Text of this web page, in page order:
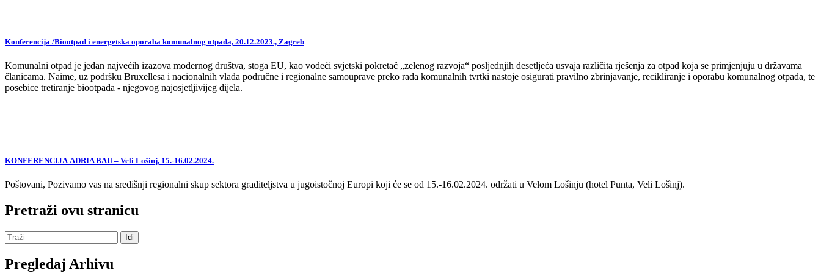
Konferencija /Biootpad i energetska oporaba komunalnog otpada, 20.12.2023., Zagreb
Komunalni otpad je jedan najvećih izazova modernog društva, stoga EU, kao vodeći svjetski pokretač „zelenog razvoja“ posljednjih desetljeća usvaja različita rješenja za otpad koja se primjenjuju u državama
članicama. Naime, uz podršku Bruxellesa i nacionalnih vlada područne i regionalne samouprave preko rada komunalnih tvrtki nastoje osigurati pravilno zbrinjavanje, recikliranje i oporabu komunalnog otpada, te
posebice tretiranje biootpada - njegovog najosjetljivijeg dijela.
KONFERENCIJA ADRIA BAU – Veli Lošinj, 15.-16.02.2024.
Poštovani, Pozivamo vas na središnji regionalni skup sektora graditeljstva u jugoistočnoj Europi koji će se od 15.-16.02.2024. održati u Velom Lošinju (hotel Punta, Veli Lošinj).
Pretraži ovu stranicu
Pregledaj Arhivu